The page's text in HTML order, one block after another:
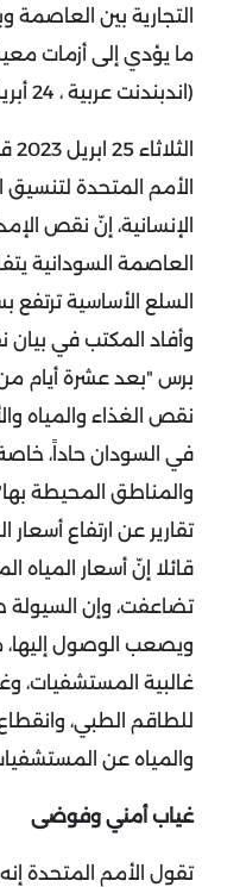
التجارية بين العاصمة
ما يؤدي إلى أزمات
(اندبندنت عربية ، 24 أبريل 2023).
الأمم المتحدة
الإنسانية، إنّ نقص
العاصمة السودانية
السلع الأساسية ترتفع
وأفاد المكتب في بيان
برس "بعد عشرة أيام
نقص الغذاء والمياه
في السودان حاداً،
والمناطق المحيطة
تقارير عن ارتفاع أسعار
قائلا إنّ أسعار المياه
تضاعفت، وإن
ويصعب الوصول
غالبية المستشفيات،
للطاقم الطبي، وانقطاع
والمياه عن
غياب أمني وفوضى
تقول الأمم المتحدة